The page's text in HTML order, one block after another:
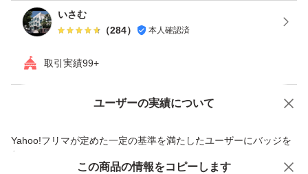
どんな人に向いている？
- 企業・団体で複数台に導入したい
- Access や Publisher を使う必要がある
- オフライン環境で Office を利用したい
サポート期限 2029年10月9日まで
いさむ
（284） 本人確認済
取引実績99+
ユーザーの実績について
Yahoo!フリマが定めた一定の基準を満たしたユーザーにバッジを
付与しています
価格の相談 商品への質問
この商品の情報をコピーします
この商品をみている人にオススメ